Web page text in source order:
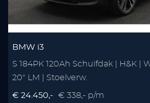
BMW i3
S 184PK 120Ah Schuifdak | H&K |
20" LM | Stoelverw.
€ 24.450,- € 338,- p/m